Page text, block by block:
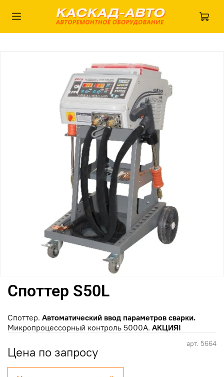
арт. 5664
Споттер S50L
Цена по запросу
Споттер. Автоматический ввод параметров сварки.
Микропроцессорный контроль 5000А. АКЦИЯ!